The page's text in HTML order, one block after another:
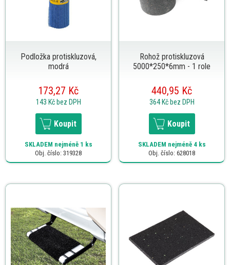
Podložka protiskluzová,
modrá
173,27 Kč
143 Kč bez DPH
Koupit
SKLADEM nejméně 1 ks
Obj. číslo: 319328
Rohož protiskluzová
5000*250*6mm - 1 role
440,95 Kč
364 Kč bez DPH
Koupit
SKLADEM nejméně 4 ks
Obj. číslo: 628018